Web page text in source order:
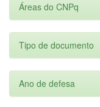
Áreas do CNPq
Tipo de documento
Ano de defesa